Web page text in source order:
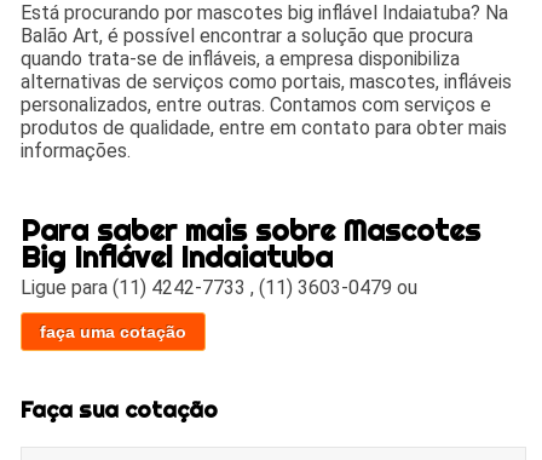
Está procurando por mascotes big inflável Indaiatuba? Na
Balão Art, é possível encontrar a solução que procura
quando trata-se de infláveis, a empresa disponibiliza
alternativas de serviços como portais, mascotes, infláveis
personalizados, entre outras. Contamos com serviços e
produtos de qualidade, entre em contato para obter mais
informações.
Para saber mais sobre Mascotes
Big Inflável Indaiatuba
Ligue para(11) 4242-7733 ,(11) 3603-0479 ou
faça uma cotação
Faça sua cotação